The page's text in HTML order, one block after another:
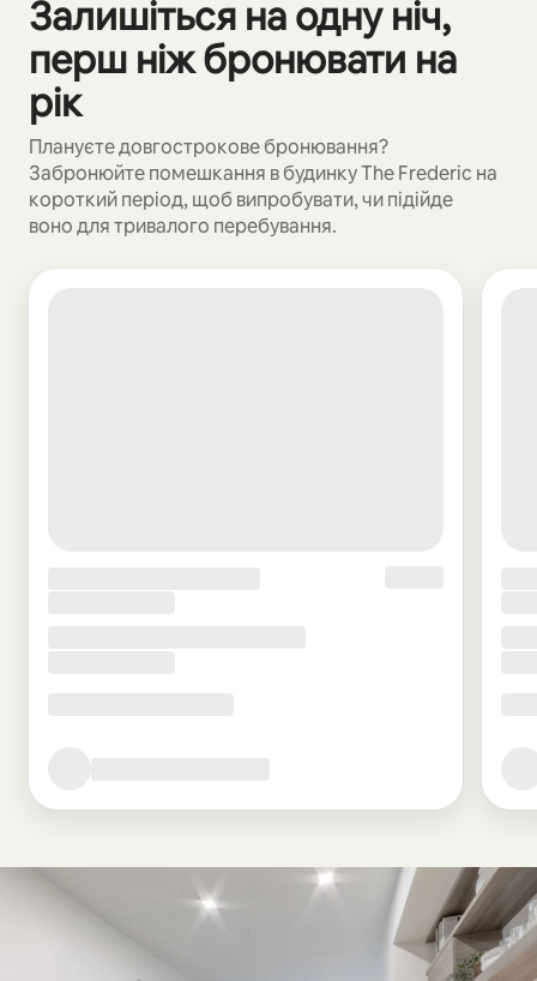
Залишіться на одну ніч,
перш ніж бронювати на
рік
Плануєте довгострокове бронювання?
Забронюйте помешкання в будинку The Frederic на
короткий період, щоб випробувати, чи підійде
воно для тривалого перебування.
Відображаються 0 з 0